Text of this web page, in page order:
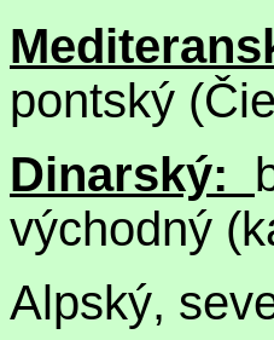
pontský
Dinarský:
východný
Alpský,